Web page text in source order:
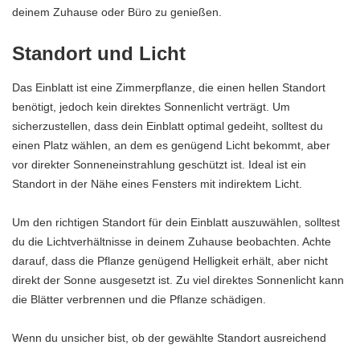
deinem Zuhause oder Büro zu genießen.
Standort und Licht
Das Einblatt ist eine Zimmerpflanze, die einen hellen Standort
benötigt, jedoch kein direktes Sonnenlicht verträgt. Um
sicherzustellen, dass dein Einblatt optimal gedeiht, solltest du
einen Platz wählen, an dem es genügend Licht bekommt, aber
vor direkter Sonneneinstrahlung geschützt ist. Ideal ist ein
Standort in der Nähe eines Fensters mit indirektem Licht.
Um den richtigen Standort für dein Einblatt auszuwählen, solltest
du die Lichtverhältnisse in deinem Zuhause beobachten. Achte
darauf, dass die Pflanze genügend Helligkeit erhält, aber nicht
direkt der Sonne ausgesetzt ist. Zu viel direktes Sonnenlicht kann
die Blätter verbrennen und die Pflanze schädigen.
Wenn du unsicher bist, ob der gewählte Standort ausreichend